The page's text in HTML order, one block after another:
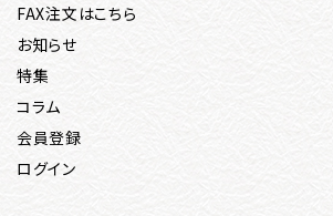
FAX注文はこちら
お知らせ
特集
コラム
会員登録
ログイン